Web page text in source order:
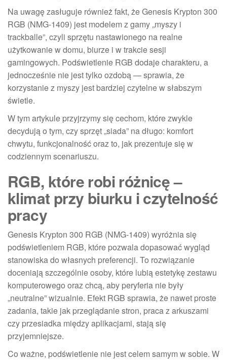
Na uwagę zasługuje również fakt, że Genesis Krypton 300
RGB (NMG-1409) jest modelem z gamy „myszy i
trackballe”, czyli sprzętu nastawionego na realne
użytkowanie w domu, biurze i w trakcie sesji
gamingowych. Podświetlenie RGB dodaje charakteru, a
jednocześnie nie jest tylko ozdobą — sprawia, że
korzystanie z myszy jest bardziej czytelne w słabszym
świetle.
W tym artykule przyjrzymy się cechom, które zwykle
decydują o tym, czy sprzęt „siada” na długo: komfort
chwytu, funkcjonalność oraz to, jak prezentuje się w
codziennym scenariuszu.
RGB, które robi różnicę –
klimat przy biurku i czytelność
pracy
Genesis Krypton 300 RGB (NMG-1409) wyróżnia się
podświetleniem RGB, które pozwala dopasować wygląd
stanowiska do własnych preferencji. To rozwiązanie
doceniają szczególnie osoby, które lubią estetykę zestawu
komputerowego oraz chcą, aby peryferia nie były
„neutralne” wizualnie. Efekt RGB sprawia, że nawet proste
zadania, takie jak przeglądanie stron, praca z arkuszami
czy przesiadka między aplikacjami, stają się
przyjemniejsze.
Co ważne, podświetlenie nie jest celem samym w sobie. W